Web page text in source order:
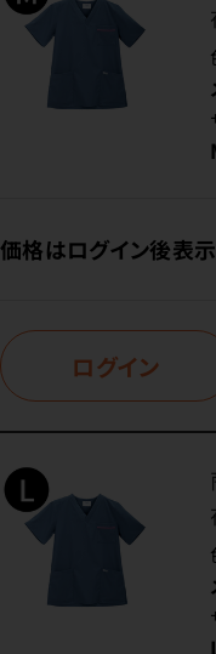
価格はログイン後表示
ログイン